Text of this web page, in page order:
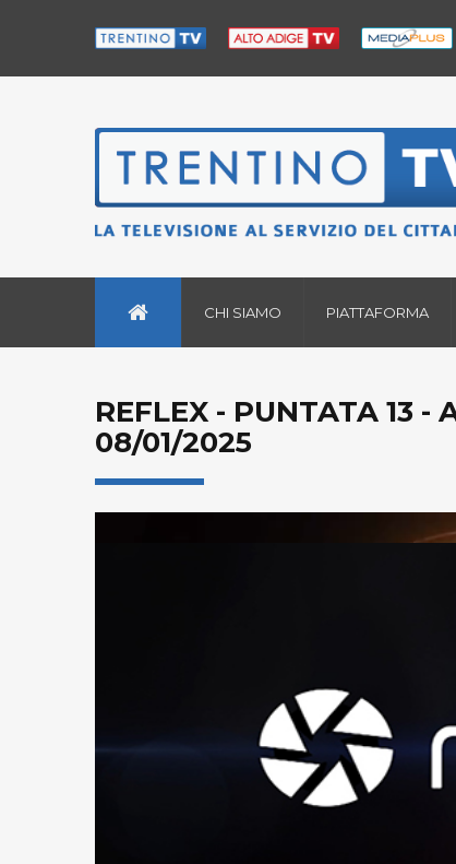
CHI SIAMO PIATTAFORMA
REFLEX - PUNTATA 13 -
08/01/2025